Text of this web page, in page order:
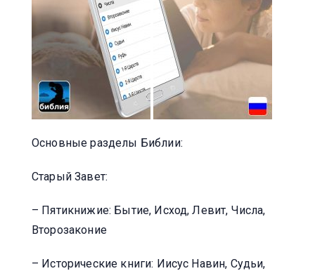
Основные разделы Библии:
Старый Завет:
– Пятикнижие: Бытие, Исход, Левит, Числа,
Второзаконие
– Исторические книги: Иисус Навин, Судьи,